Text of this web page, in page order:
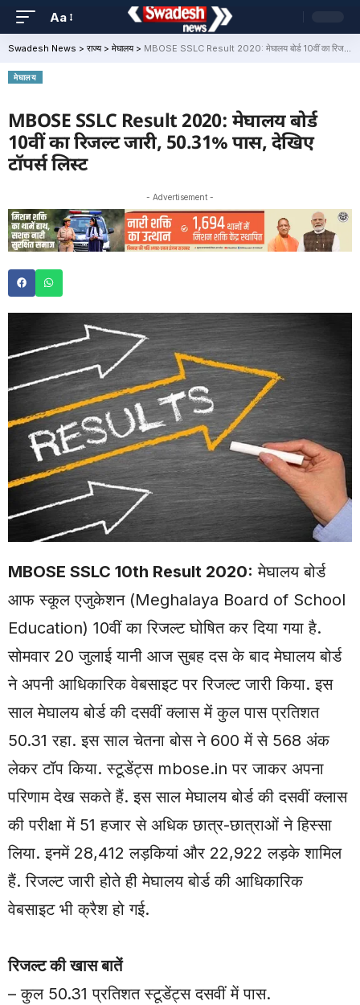
Aa
Swadesh News > राज्य> मेघालय> MBOSE SSLC Result 2020: मेघालय बोर्ड 10वीं का रिजल्ट जारी, 50.31% पास, देखिए टॉपर्स लिस्ट
मेघालय
MBOSE SSLC Result 2020: मेघालय बोर्ड
10वीं का रिजल्ट जारी, 50.31% पास, देखिए
टॉपर्स लिस्ट
- Advertisement -
MBOSE SSLC 10th Result 2020: मेघालय बोर्ड
आफ स्कूल एजुकेशन (Meghalaya Board of School
Education) 10वीं का रिजल्ट घोषित कर दिया गया है.
सोमवार 20 जुलाई यानी आज सुबह दस के बाद मेघालय बोर्ड
ने अपनी आधिकारिक वेबसाइट पर रिजल्ट जारी किया. इस
साल मेघालय बोर्ड की दसवीं क्लास में कुल पास प्रतिशत
50.31 रहा. इस साल चेतना बोस ने 600 में से 568 अंक
लेकर टॉप किया. स्टूडेंट्स mbose.in पर जाकर अपना
परिणाम देख सकते हैं. इस साल मेघालय बोर्ड की दसवीं क्लास
की परीक्षा में 51 हजार से अधिक छात्र-छात्राओं ने हिस्सा
लिया. इनमें 28,412 लड़कियां और 22,922 लड़के शामिल
हैं. रिजल्ट जारी होते ही मेघालय बोर्ड की आधिकारिक
वेबसाइट भी क्रैश हो गई.
रिजल्ट की खास बातें
– कुल 50.31 प्रतिशत स्टूडेंट्स दसवीं में पास.